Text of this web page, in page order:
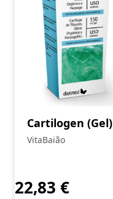
Cartilogen (Gel)
VitaBaião
22,83 €